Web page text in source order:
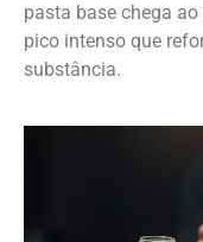
pasta base chega
pico intenso que
substância.